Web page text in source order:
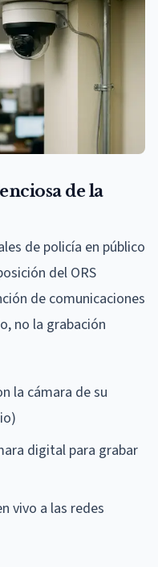
de la
de policía en público
del ORS
de comunicaciones
no la grabación
la cámara de su
digital para grabar
vivo a las redes